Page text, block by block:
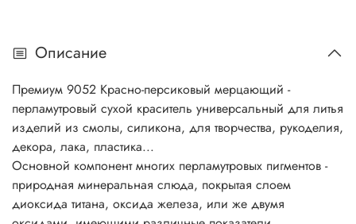
другое... Основной компонент многих перламутровых
слоем диоксида титана, оксида железа, или же двумя
оксидами, имеющими различные показатели
преломления. Перламутровые пигменты хорошо
сочетаются со всеми типами органических красителей,
растворимых в воде или масле. Перламутровые пигменты
в сочетании с обычными пигментами определяют цвет,
внешний вид и блеск косметических продуктов.
Описание
Премиум 9052 Красно-персиковый мерцающий -
перламутровый сухой краситель универсальный для литья
изделий из смолы, силикона, для творчества, рукоделия,
декора, лака, пластика...
Основной компонент многих перламутровых пигментов -
природная минеральная слюда, покрытая слоем
диоксида титана, оксида железа, или же двумя